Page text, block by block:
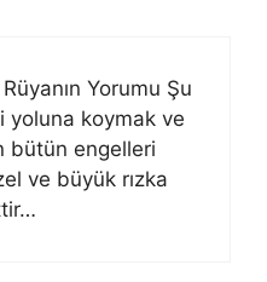
Yorumu Şu
yoluna koymak ve
bütün engelleri
ve büyük rızka